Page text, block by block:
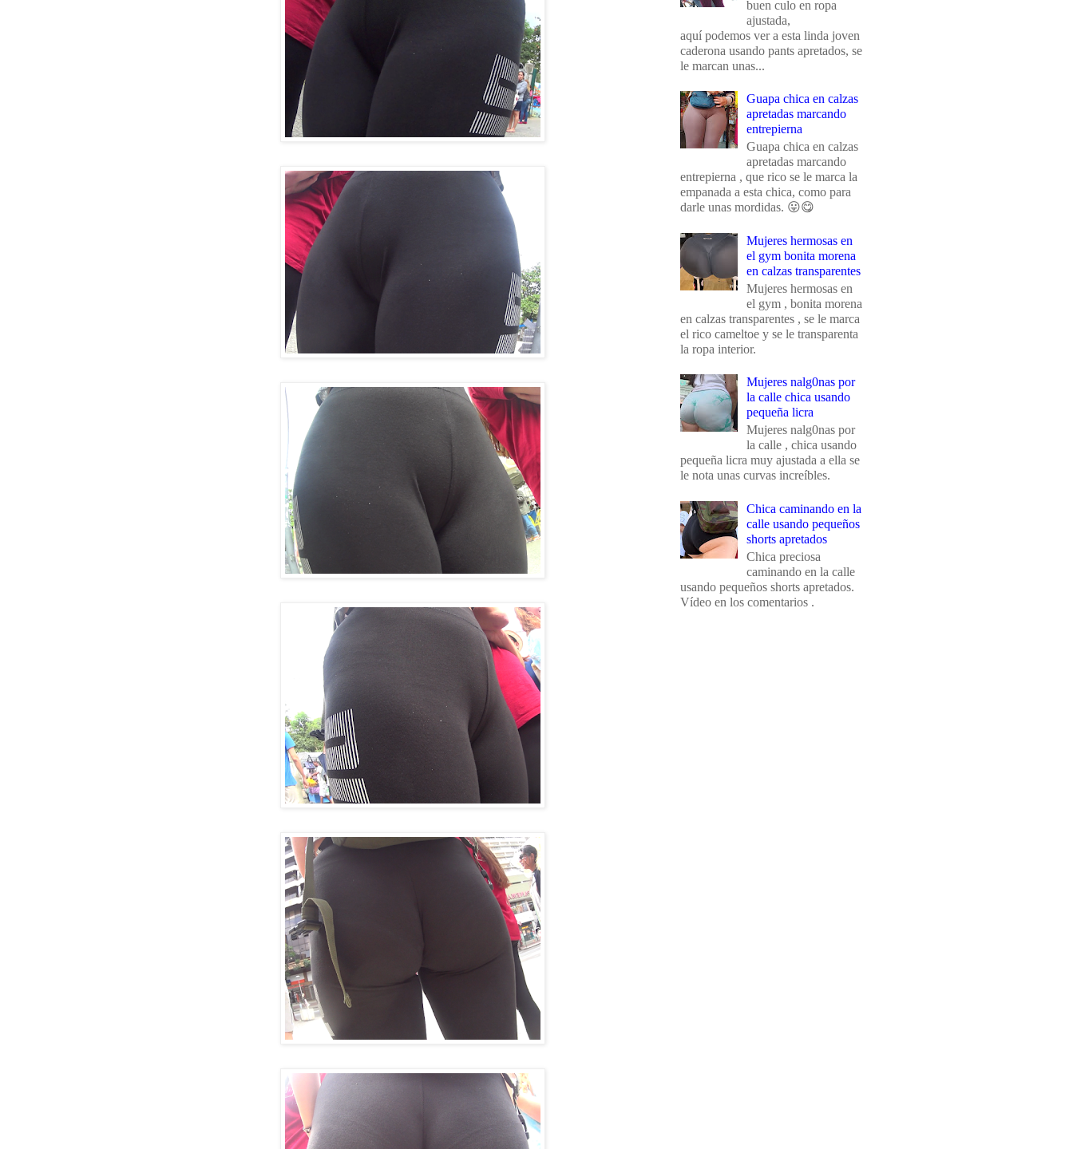
buen culo en ropa
ajustada,
aquí podemos ver a esta linda joven
caderona usando pants apretados, se
le marcan unas...
Guapa chica en calzas
apretadas marcando
entrepierna
Guapa chica en calzas
apretadas marcando
entrepierna , que rico se le marca la
empanada a esta chica, como para
darle unas mordidas. 😛😋
Mujeres hermosas en
el gym bonita morena
en calzas transparentes
Mujeres hermosas en
el gym , bonita morena
en calzas transparentes , se le marca
el rico cameltoe y se le transparenta
la ropa interior.
Mujeres nalg0nas por
la calle chica usando
pequeña licra
Mujeres nalg0nas por
la calle , chica usando
pequeña licra muy ajustada a ella se
le nota unas curvas increíbles.
Chica caminando en la
calle usando pequeños
shorts apretados
Chica preciosa
caminando en la calle
usando pequeños shorts apretados.
Vídeo en los comentarios .